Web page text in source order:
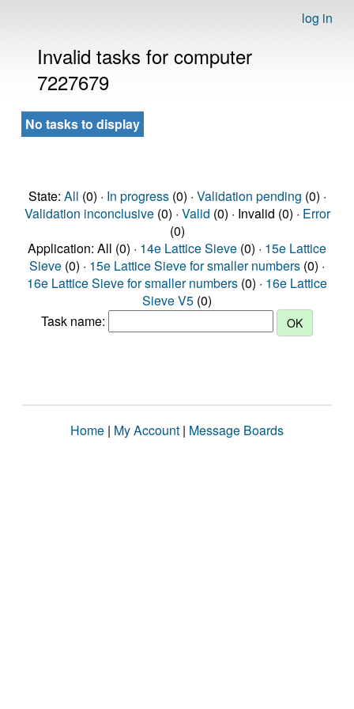
log in
Invalid tasks for computer
7227679
No tasks to display
State: All (0) · In progress(0) · Validation pending (0) ·
Validation inconclusive(0) · Valid (0) · Invalid (0) · Error
(0)
Application: All (0) · 14e Lattice Sieve (0) · 15e Lattice
Sieve (0) · 15e Lattice Sieve for smaller numbers (0) ·
16e Lattice Sieve for smaller numbers (0) · 16e Lattice
Sieve V5 (0)
Task name:
Home | My Account | Message Boards